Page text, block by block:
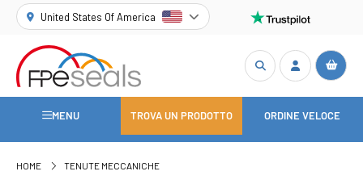
United States Of America
MENU TROVA UN PRODOTTO ORDINE VELOCE
HOME TENUTE MECCANICHE